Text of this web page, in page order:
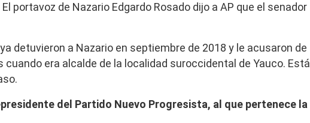
portavoz de Nazario Edgardo Rosado dijo a AP que el senador
detuvieron a Nazario en septiembre de 2018 y le acusaron de
era alcalde de la localidad suroccidental de Yauco. Está
del Partido Nuevo Progresista, al que pertenece la